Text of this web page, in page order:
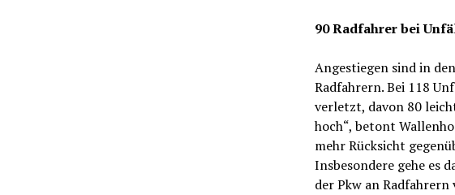
90 Radfahrer bei
Angestiegen sind in
Radfahrern. Bei 118
verletzt, davon 80
hoch“, betont
mehr Rücksicht
Insbesondere gehe es
der Pkw an